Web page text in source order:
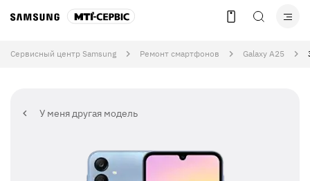
Сервисный центр Samsung Ремонт смартфонов Galaxy A25
У меня другая модель